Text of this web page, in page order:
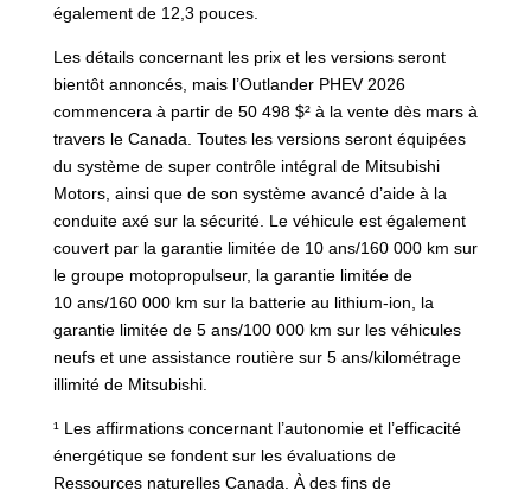
également de 12,3 pouces.
Les détails concernant les prix et les versions seront
bientôt annoncés, mais l’Outlander PHEV 2026
commencera à partir de 50 498 $² à la vente dès mars à
travers le Canada. Toutes les versions seront équipées
du système de super contrôle intégral de Mitsubishi
Motors, ainsi que de son système avancé d’aide à la
conduite axé sur la sécurité. Le véhicule est également
couvert par la garantie limitée de 10 ans/160 000 km sur
le groupe motopropulseur, la garantie limitée de
10 ans/160 000 km sur la batterie au lithium-ion, la
garantie limitée de 5 ans/100 000 km sur les véhicules
neufs et une assistance routière sur 5 ans/kilométrage
illimité de Mitsubishi.
¹ Les affirmations concernant l’autonomie et l’efficacité
énergétique se fondent sur les évaluations de
Ressources naturelles Canada. À des fins de